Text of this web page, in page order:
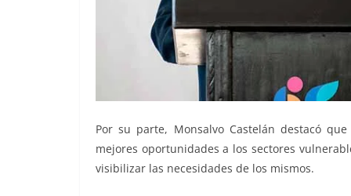
Por su parte, Monsalvo Castelán destacó
mejores oportunidades a los sectores
visibilizar las necesidades de los mismos.